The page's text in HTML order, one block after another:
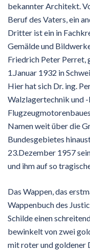
bekannter Architekt.
Beruf des Vaters, ein
Dritter ist ein in
Gemälde und
Friedrich Peter Perret,
1.Januar 1932 in
Hier hat sich Dr. ing.
Walzlagertechnik und -
Namen weit über die
Bundesgebietes
23.Dezember 1957
und ihm auf so
Das Wappen, das
Wappenbuch des
Schilde einen
bewinkelt von zwei
mit roter und goldener